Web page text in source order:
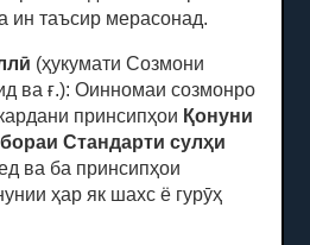
ин таъсир мерасонад.
(ҳукумати Созмони
ва ғ.): Оинномаи созмонро
принсипҳои Қонуни
Стандарти сулҳи
ва ба принсипҳои
ҳар як шахс ё гурӯҳ